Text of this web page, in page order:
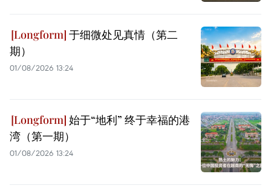
于细微处见真情（第二
期）
01/08/2026 13:24
始于“地利” 终于幸福的港
湾（第一期）
01/08/2026 13:24